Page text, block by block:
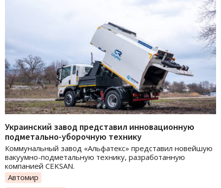
Украинский завод представил инновационную
подметально-уборочную технику
Коммунальный завод «Альфатекс» представил новейшую
вакуумно-подметальную технику, разработанную
компанией CEKSAN.
Автомир